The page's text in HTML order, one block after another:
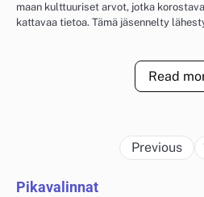
maan kulttuuriset arvot, jotka
kattavaa tietoa. Tämä jäsennelty
Read
Previous
Pikavalinnat